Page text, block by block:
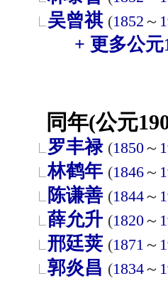
吴曾祺 (1852 ～
+ 更多公
同年(公元
罗丰禄 (1850～
林鹤年 (1846～
陈谦善 (1844～
薛允升 (1820～
邢廷荚 (1871 ～
郭炎昌 (1834～